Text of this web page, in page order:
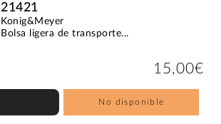
21421
Konig&Meyer
Bolsa ligera de transporte...
15,00€
No disponible